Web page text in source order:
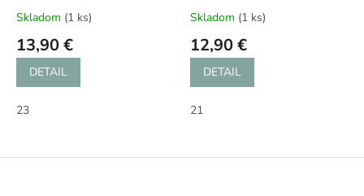
Skladom (1 ks)
13,90 €
DETAIL
23
Skladom (1 ks)
12,90 €
DETAIL
21
Z